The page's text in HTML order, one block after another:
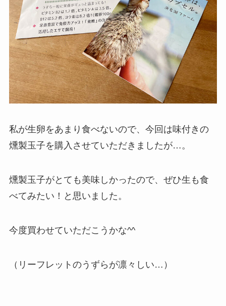
私が生卵をあまり食べないので、今回は味付きの
燻製玉子を購入させていただきましたが…。
燻製玉子がとても美味しかったので、ぜひ生も食
べてみたい！と思いました。
今度買わせていただこうかな^^
（リーフレットのうずらが凛々しい…）